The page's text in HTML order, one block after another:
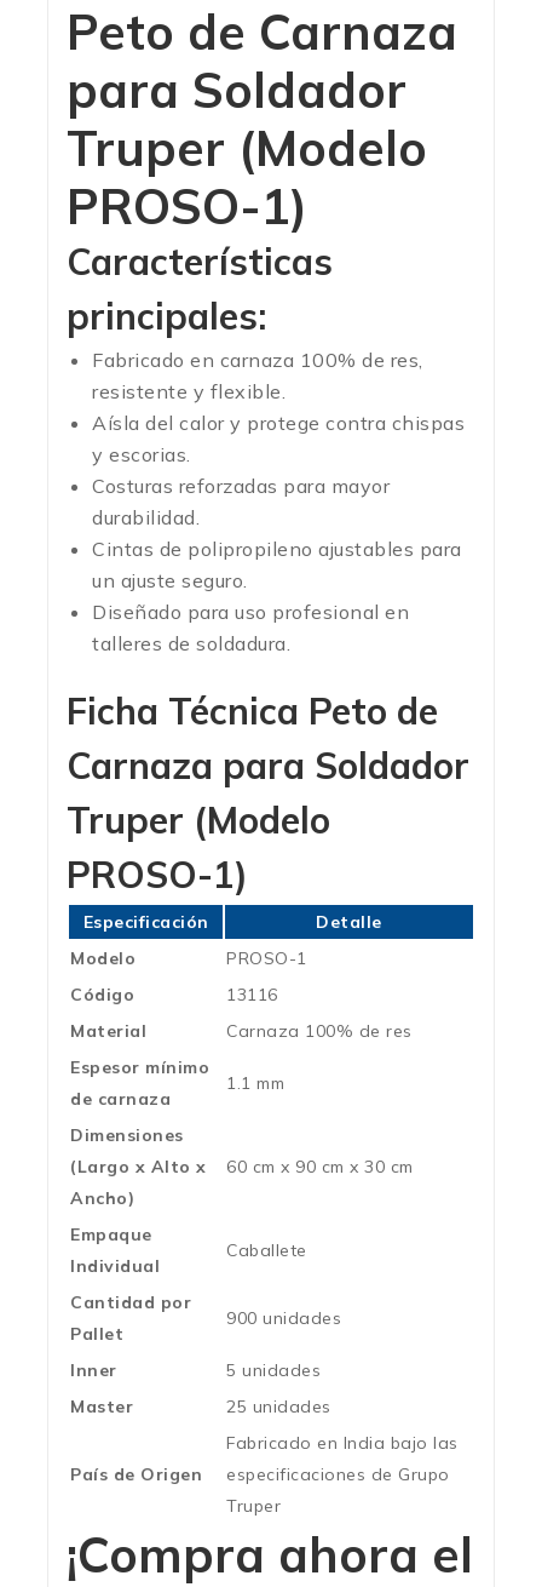
Peto de Carnaza
para Soldador
Truper (Modelo
PROSO-1)
Características
principales:
Fabricado en carnaza 100% de res,
resistente y flexible.
Aísla del calor y protege contra chispas
y escorias.
Costuras reforzadas para mayor
durabilidad.
Cintas de polipropileno ajustables para
un ajuste seguro.
Diseñado para uso profesional en
talleres de soldadura.
Ficha Técnica Peto de
Carnaza para Soldador
Truper (Modelo
PROSO-1)
Especificación
Detalle
Modelo
PROSO-1
Código
13116
Material
Carnaza 100% de res
Espesor mínimo
de carnaza
1.1 mm
Dimensiones
(Largo x Alto x
Ancho)
60 cm x 90 cm x 30 cm
Empaque
Individual
Caballete
Cantidad por
Pallet
900 unidades
Inner
5 unidades
Master
25 unidades
País de Origen
Fabricado en India bajo las
especificaciones de Grupo
Truper
¡Compra ahora el